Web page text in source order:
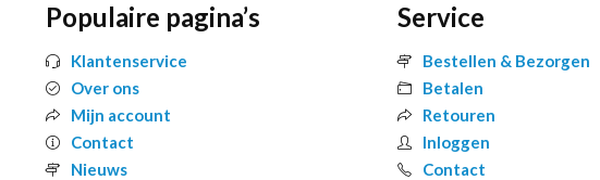
Populaire pagina’s
Klantenservice
Over ons
Mijn account
Contact
Nieuws
Service
Bestellen & Bezorgen
Betalen
Retouren
Inloggen
Contact